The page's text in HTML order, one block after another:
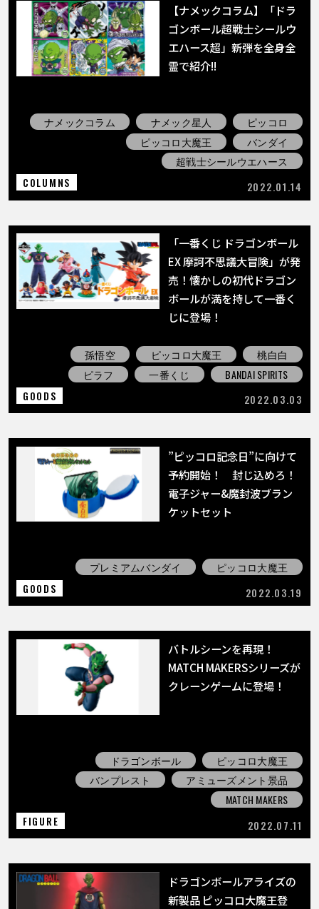
【ナメックコラム】「ドラ
ゴンボール超戦士シールウ
エハース超」新弾を全身全
霊で紹介!!
ナメックコラム ナメック星人
ピッコロ
ピッコロ大魔王
バンダイ
超戦士シールウエハース
COLUMNS
2022.01.14
「一番くじ ドラゴンボール
EX 摩訶不思議大冒険」が発
売！懐かしの初代ドラゴン
ボールが満を持して一番く
じに登場！
孫悟空 ピッコロ大魔王
桃白白
ピラフ
一番くじ
BANDAI SPIRITS
GOODS
2022.03.03
”ピッコロ記念日”に向けて
予約開始！ 封じ込めろ！
電子ジャー&魔封波ブラン
ケットセット
プレミアムバンダイ
ピッコロ大魔王
GOODS
2022.03.19
バトルシーンを再現！
MATCH MAKERSシリーズが
クレーンゲームに登場！
ドラゴンボール
ピッコロ大魔王
バンプレスト
アミューズメント景品
MATCH MAKERS
FIGURE
2022.07.11
ドラゴンボールアライズの
新製品 ピッコロ大魔王登